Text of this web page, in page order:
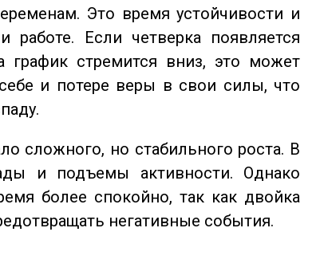
Это время устойчивости и
Если четверка появляется
график стремится вниз, это может
и потере веры в свои силы, что
сложного, но стабильного роста. В
и подъемы активности. Однако
более спокойно, так как двойка
негативные события.